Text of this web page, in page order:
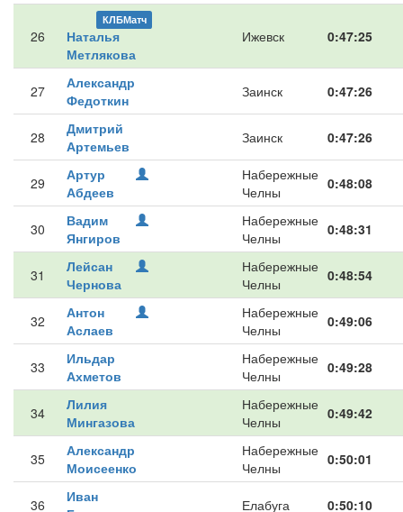
26
КЛБМатч
Наталья
Метлякова
Ижевск 0:47:25
27
Александр
Федоткин
Заинск 0:47:26
28
Дмитрий
Артемьев
Заинск 0:47:26
29
Артур
Абдеев
Набережные
Челны
0:48:08
30
Вадим
Янгиров
Набережные
Челны
0:48:31
31
Лейсан
Чернова
Набережные
Челны
0:48:54
32
Антон
Аслаев
Набережные
Челны
0:49:06
33
Ильдар
Ахметов
Набережные
Челны
0:49:28
34
Лилия
Мингазова
Набережные
Челны
0:49:42
35
Александр
Моисеенко
Набережные
Челны
0:50:01
36
Иван
Елабуга 0:50:10